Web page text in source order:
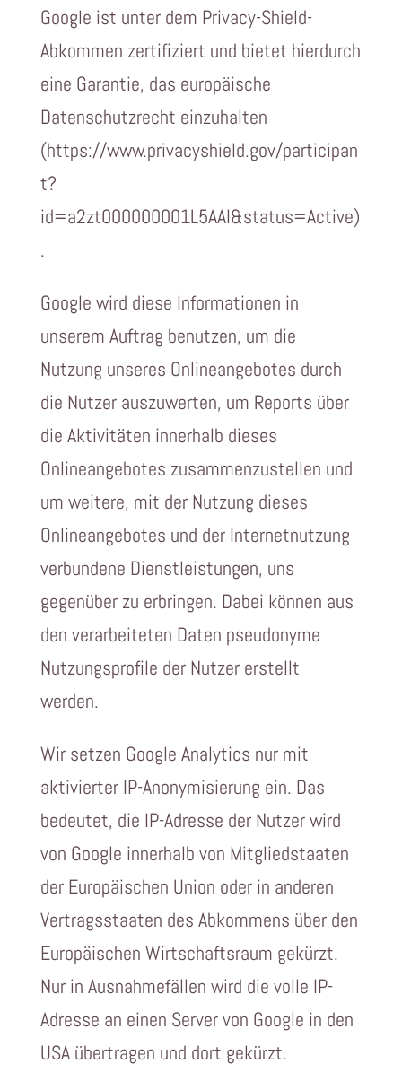
Google ist unter dem Privacy-Shield-
Abkommen zertifiziert und bietet hierdurch
eine Garantie, das europäische
Datenschutzrecht einzuhalten
(https://www.privacyshield.gov/participan
t?
id=a2zt000000001L5AAI&status=Active)
.
Google wird diese Informationen in
unserem Auftrag benutzen, um die
Nutzung unseres Onlineangebotes durch
die Nutzer auszuwerten, um Reports über
die Aktivitäten innerhalb dieses
Onlineangebotes zusammenzustellen und
um weitere, mit der Nutzung dieses
Onlineangebotes und der Internetnutzung
verbundene Dienstleistungen, uns
gegenüber zu erbringen. Dabei können aus
den verarbeiteten Daten pseudonyme
Nutzungsprofile der Nutzer erstellt
werden.
Wir setzen Google Analytics nur mit
aktivierter IP-Anonymisierung ein. Das
bedeutet, die IP-Adresse der Nutzer wird
von Google innerhalb von Mitgliedstaaten
der Europäischen Union oder in anderen
Vertragsstaaten des Abkommens über den
Europäischen Wirtschaftsraum gekürzt.
Nur in Ausnahmefällen wird die volle IP-
Adresse an einen Server von Google in den
USA übertragen und dort gekürzt.